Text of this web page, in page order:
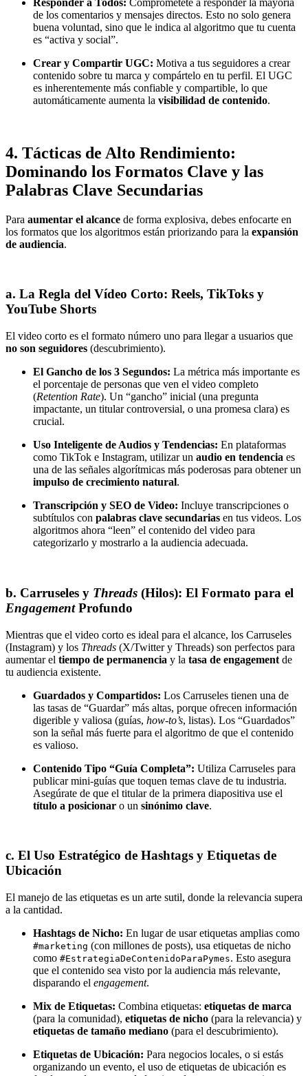
de los comentarios y mensajes directos. Esto no solo genera
buena voluntad, sino que le indica al algoritmo que tu cuenta
es “activa y social”.
Crear y Compartir UGC: Motiva a tus seguidores a crear
contenido sobre tu marca y compártelo en tu perfil. El UGC
es inherentemente más confiable y compartible, lo que
automáticamente aumenta la visibilidad de contenido.
4. Tácticas de Alto Rendimiento:
Dominando los Formatos Clave y las
Palabras Clave Secundarias
Para aumentar el alcance de forma explosiva, debes enfocarte en
los formatos que los algoritmos están priorizando para la expansión
de audiencia.
a. La Regla del Vídeo Corto: Reels, TikToks y
YouTube Shorts
El video corto es el formato número uno para llegar a usuarios que
no son seguidores (descubrimiento).
El Gancho de los 3 Segundos: La métrica más importante es
el porcentaje de personas que ven el video completo
(Retention Rate). Un “gancho” inicial (una pregunta
impactante, un titular controversial, o una promesa clara) es
crucial.
Uso Inteligente de Audios y Tendencias: En plataformas
como TikTok e Instagram, utilizar un audio en tendencia es
una de las señales algorítmicas más poderosas para obtener un
impulso de crecimiento natural.
Transcripción y SEO de Video: Incluye transcripciones o
subtítulos con palabras clave secundarias en tus videos. Los
algoritmos ahora “leen” el contenido del video para
categorizarlo y mostrarlo a la audiencia adecuada.
b. Carruseles y Threads (Hilos): El Formato para el
EngagementProfundo
Mientras que el video corto es ideal para el alcance, los Carruseles
(Instagram) y los Threads (X/Twitter y Threads) son perfectos para
aumentar el tiempo de permanencia y la tasa de engagement de
tu audiencia existente.
Guardados y Compartidos: Los Carruseles tienen una de
las tasas de “Guardar” más altas, porque ofrecen información
digerible y valiosa (guías, how-to’s, listas). Los “Guardados”
son la señal más fuerte para el algoritmo de que el contenido
es valioso.
Contenido Tipo “Guía Completa”: Utiliza Carruseles para
publicar mini-guías que toquen temas clave de tu industria.
Asegúrate de que el titular de la primera diapositiva use el
título a posicionar o un sinónimo clave.
c. El Uso Estratégico de Hashtags y Etiquetas de
Ubicación
El manejo de las etiquetas es un arte sutil, donde la relevancia supera
a la cantidad.
Hashtags de Nicho: En lugar de usar etiquetas amplias como
#marketing (con millones de posts), usa etiquetas de nicho
como #EstrategiaDeContenidoParaPymes. Esto asegura
que el contenido sea visto por la audiencia más relevante,
disparando el engagement.
Mix de Etiquetas: Combina etiquetas: etiquetas de marca
(para la comunidad), etiquetas de nicho (para la relevancia) y
etiquetas de tamaño mediano (para el descubrimiento).
Etiquetas de Ubicación: Para negocios locales, o si estás
organizando un evento, el uso de etiquetas de ubicación es